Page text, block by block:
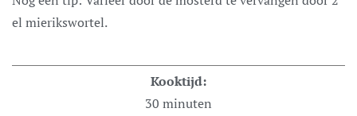
el mierikswortel.
Kooktijd:
30 minuten